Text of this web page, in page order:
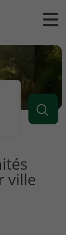
Ouvrir
/
le
ville